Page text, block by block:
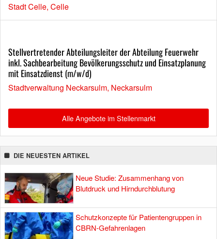
Stadt Celle, Celle
Stellvertretender Abteilungsleiter der Abteilung Feuerwehr
inkl. Sachbearbeitung Bevölkerungsschutz und Einsatzplanung
mit Einsatzdienst (m/w/d)
Stadtverwaltung Neckarsulm, Neckarsulm
Alle Angebote im Stellenmarkt
DIE NEUESTEN ARTIKEL
Neue Studie: Zusammenhang von
Blutdruck und Hirndurchblutung
Schutzkonzepte für Patientengruppen in
CBRN-Gefahrenlagen